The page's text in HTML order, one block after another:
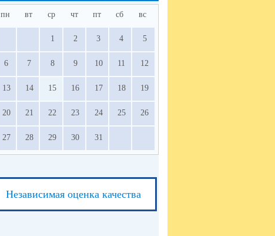
пн вт ср чт пт сб вс
1 2 3 4 5
6 7 8 9 10 11 12
13 14 15 16 17 18 19
20 21 22 23 24 25 26
27 28 29 30 31
Независимая оценка качества